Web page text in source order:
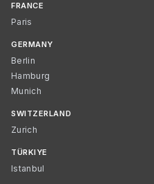
FRANCE
Paris
GERMANY
Berlin
Hamburg
Munich
SWITZERLAND
Zurich
TÜRKIYE
Istanbul